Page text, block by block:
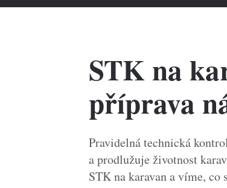
STK na
příprava
Pravidelná technická
a prodlužuje životnost
STK na karavan a víme,